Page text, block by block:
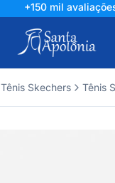
+150 mil
Tênis Skechers Tênis